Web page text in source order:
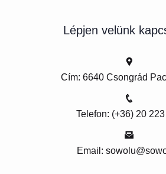
Lépjen velünk
Cím: 6640 Csongrád
Telefon: (+36) 20
Email: